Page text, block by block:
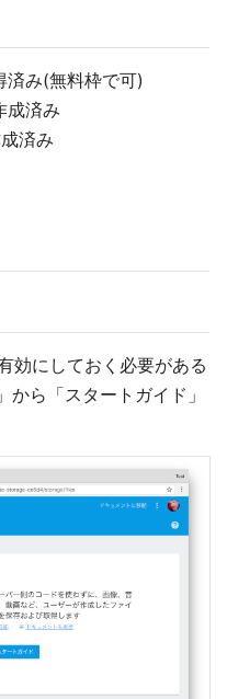
済み(無料枠で可)
成済み
済み
効にしておく必要がある
ら「スタートガイド」